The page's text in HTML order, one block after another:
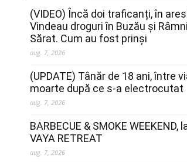
(VIDEO) Încă doi traficanți, în
Vindeau droguri în Buzău și
Sărat. Cum au fost prinși
aug. 7, 2026
(UPDATE) Tânăr de 18 ani, între
moarte după ce s-a electrocutat
aug. 7, 2026
BARBECUE & SMOKE WEEKEND,
VAYA RETREAT
aug. 7, 2026